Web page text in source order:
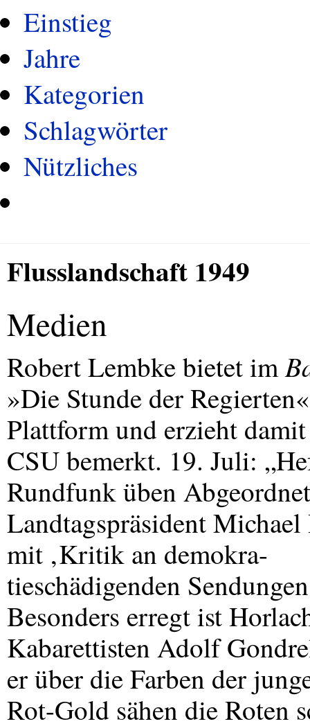
Einstieg
Jahre
Kategorien
Schlagwörter
Nützliches
Flusslandschaft 1949
Medien
Robert Lembke bietet im
»Die Stunde der
Plattform und erzieht
CSUbemerkt. 19. Juli:
Rundfunk üben
Landtagspräsident
mit ‚Kritik an demokra-
tieschädigenden
Besonders erregt ist
Kabarettisten Adolf
er über die Farben der
Rot-Gold sähen die Roten